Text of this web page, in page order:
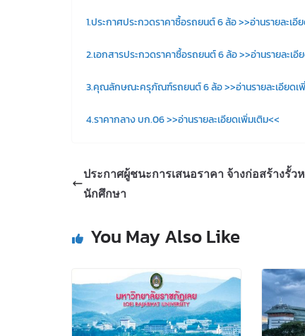
1.ประกาศประกวดราคาซื้อรถยนต์ 6 ล้อ >>อ่านรายละเอี
2.เอกสารประกวดราคาซื้อรถยนต์ 6 ล้อ >>อ่านรายละเอี
3.คุณลักษณะครุภัณฑ์รถยนต์ 6 ล้อ >>อ่านรายละเอียดเ
4.ราคากลาง บก.06 >>อ่านรายละเอียดเพิ่มเติม<<
ประกาศผู้ชนะการเสนอราคา จ้างก่อสร้างรั้ว
นักศึกษา
You May Also Like